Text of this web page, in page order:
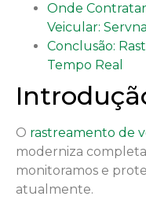
Onde
Veicular:
Conclusão:
Tempo Real
O rastreamento de
moderniza
monitoramos e
atualmente.